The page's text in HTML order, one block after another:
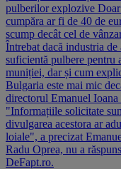
pulberilor explozive
cumpăra ar fi de 40 de
scump decât cel de
Întrebat dacă industria de
suficientă pulbere pentru
muniției, dar și cum
Bulgaria este mai mic
directorul Emanuel Ioana
"Informațiile solicitate
divulgarea acestora ar
loiale", a precizat
Radu Oprea, nu a
DeFapt.ro.